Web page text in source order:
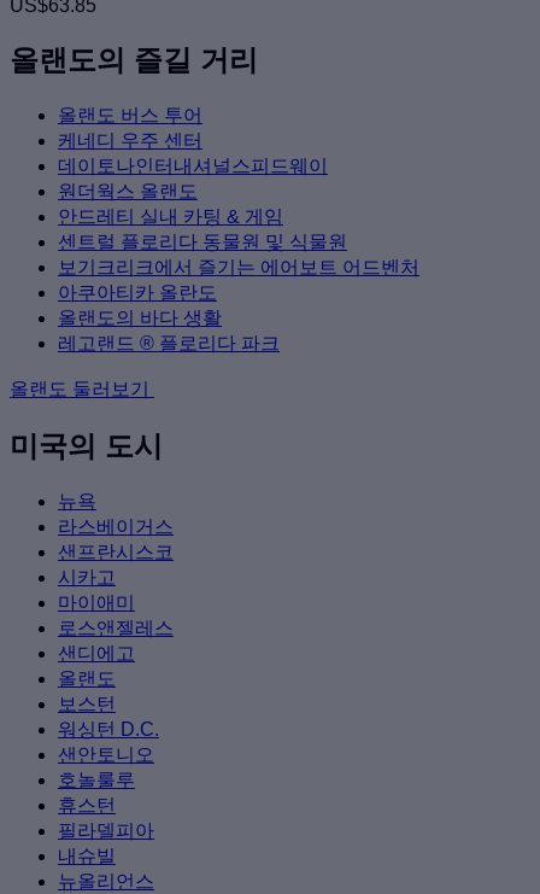
US$63.85
올랜도의 즐길 거리
올랜도 버스 투어
케네디 우주 센터
데이토나인터내셔널스피드웨이
원더웍스 올랜도
안드레티 실내 카팅 & 게임
센트럴 플로리다 동물원 및 식물원
보기크리크에서 즐기는 에어보트 어드벤처
아쿠아티카 올란도
올랜도의 바다 생활
레고랜드 ® 플로리다 파크
올랜도 둘러보기
미국의 도시
뉴욕
라스베이거스
샌프란시스코
시카고
마이애미
로스앤젤레스
샌디에고
올랜도
보스턴
워싱턴 D.C.
샌안토니오
호놀룰루
휴스턴
필라델피아
내슈빌
뉴올리언스